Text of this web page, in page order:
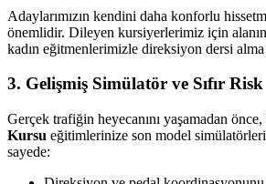
Adaylarımızın kendini daha konforlu
önemlidir. Dileyen kursiyerlerimiz için
kadın eğitmenlerimizle direksiyon dersi alma
3. Gelişmiş Simülatör ve Sıfır Risk
Gerçek trafiğin heyecanını yaşamadan önce,
Kursu eğitimlerinize son model
sayede: